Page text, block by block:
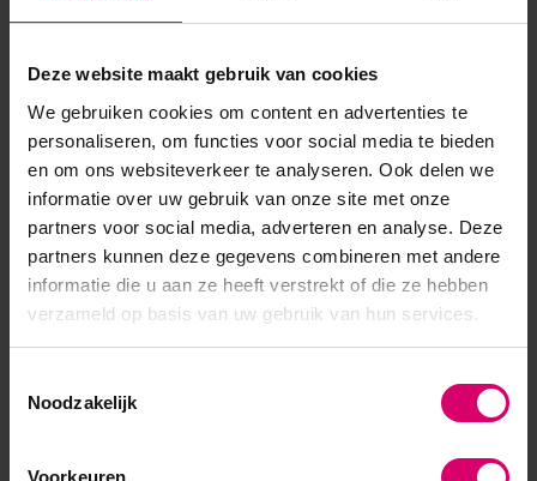
Deze website maakt gebruik van cookies
We gebruiken cookies om content en advertenties te
personaliseren, om functies voor social media te bieden
en om ons websiteverkeer te analyseren. Ook delen we
informatie over uw gebruik van onze site met onze
partners voor social media, adverteren en analyse. Deze
partners kunnen deze gegevens combineren met andere
informatie die u aan ze heeft verstrekt of die ze hebben
verzameld op basis van uw gebruik van hun services.
Noodzakelijk
Voorkeuren